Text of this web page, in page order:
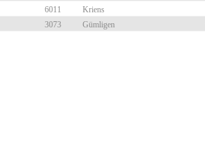
6011 Kriens
3073 Gümligen